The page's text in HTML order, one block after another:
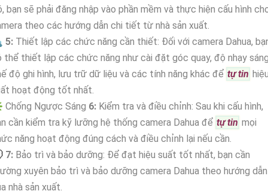
bạn sẽ phải đăng nhập vào phần mềm và thực hiện cấu hình
theo các hướng dẫn chi tiết từ nhà sản xuất.
5: Thiết lập các chức năng cần thiết: Đối với camera Dahua,
thể thiết lập các chức năng như cài đặt góc quay, độ nhạy
độ ghi hình, lưu trữ dữ liệu và các tính năng khác để tự tin
hoạt động tốt nhất.
Ngược Sáng 6: Kiểm tra và điều chỉnh: Sau khi cấu hình,
cần kiểm tra kỹ lưỡng hệ thống camera Dahua để tự tin mọi
năng hoạt động đúng cách và điều chỉnh lại nếu cần.
7: Bảo trì và bảo dưỡng: Để đạt hiệu suất tốt nhất, bạn cần
xuyên bảo trì và bảo dưỡng camera Dahua theo hướng dẫn
nhà sản xuất.